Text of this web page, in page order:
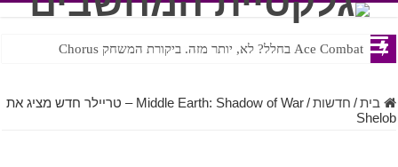
Ace Combat בחלל? לא, יותר מזה. ביקורת המשחק Chorus
Steven Universe והשירים שתורגמו בצורה נוראית לעברית
בית / חדשות /
Middle Earth: Shadow of War – טריילר חדש מציג את
Shelob